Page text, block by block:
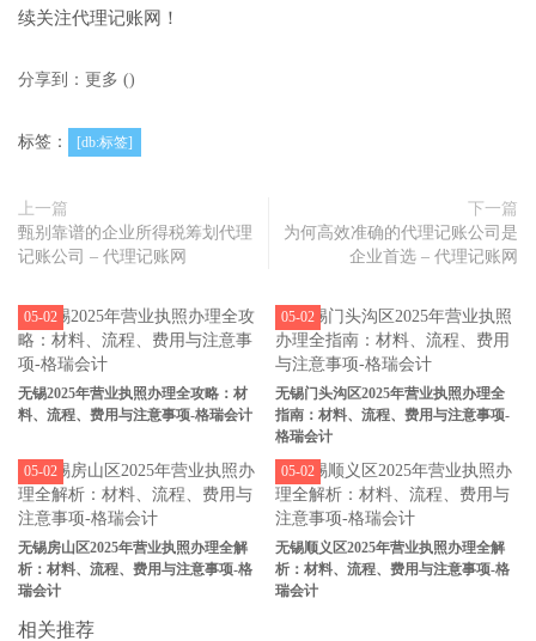
续关注代理记账网！
分享到： 更多 ()
标签： [db:标签]
上一篇
甄别靠谱的企业所得税筹划代理
记账公司 – 代理记账网
下一篇
为何高效准确的代理记账公司是
企业首选 – 代理记账网
无锡2025年营业执照办理全攻略：材
料、流程、费用与注意事项-格瑞会计
05-02
无锡门头沟区2025年营业执照办理全
指南：材料、流程、费用与注意事项-
格瑞会计
05-02
无锡房山区2025年营业执照办理全解
析：材料、流程、费用与注意事项-格
瑞会计
05-02
无锡顺义区2025年营业执照办理全解
析：材料、流程、费用与注意事项-格
瑞会计
05-02
相关推荐